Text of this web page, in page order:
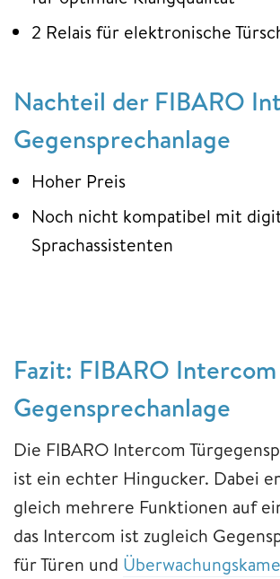
2 Relais für elektronische
Nachteil der FIBARO
Gegensprechanlage
Hoher Preis
Noch nicht kompatibel mit
Sprachassistenten
Fazit: FIBARO Intercom
Gegensprechanlage
Die FIBARO Intercom
ist ein echter Hingucker. Dabei
gleich mehrere Funktionen auf
das Intercom ist zugleich
für Türen und